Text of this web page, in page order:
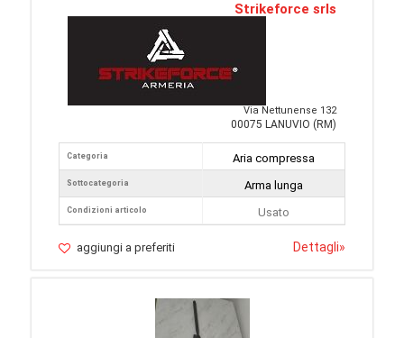
Strikeforce srls
Via Nettunense 132
00075 LANUVIO (RM)
Categoria
Sottocategoria
Condizioni articolo
Aria compressa
Arma lunga
Usato
aggiungi a preferiti Dettagli»